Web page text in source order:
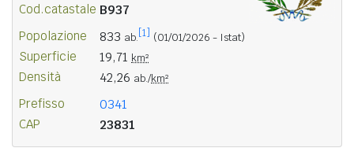
Cod.catastale B937
Popolazione 833 ab. [1] (01/01/2026 - Istat)
Superficie 19,71 km²
Densità 42,26 ab./km²
Prefisso 0341
CAP 23831